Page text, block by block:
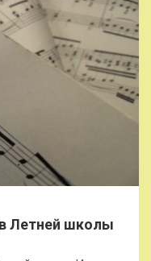
Летней школы